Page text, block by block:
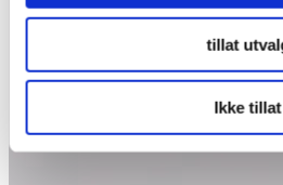
tillat
Ikke tillat